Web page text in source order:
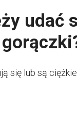
udać
się lub są